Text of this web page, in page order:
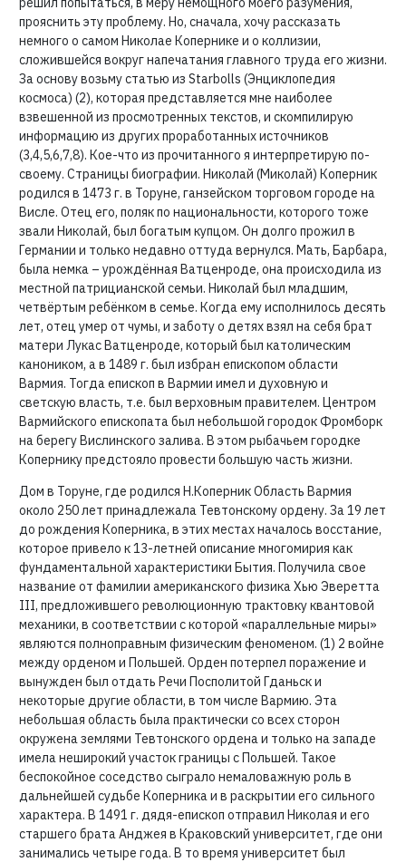
прояснить эту проблему. Но, сначала, хочу рассказать
немного о самом Николае Копернике и о коллизии,
сложившейся вокруг напечатания главного труда его жизни.
За основу возьму статью из Starbolls (Энциклопедия
космоса) (2), которая представляется мне наиболее
взвешенной из просмотренных текстов, и скомпилирую
информацию из других проработанных источников
(3,4,5,6,7,8). Кое-что из прочитанного я интерпретирую по-
своему. Страницы биографии. Николай (Миколай) Коперник
родился в 1473 г. в Торуне, ганзейском торговом городе на
Висле. Отец его, поляк по национальности, которого тоже
звали Николай, был богатым купцом. Он долго прожил в
Германии и только недавно оттуда вернулся. Мать, Барбара,
была немка – урождённая Ватценроде, она происходила из
местной патрицианской семьи. Николай был младшим,
четвёртым ребёнком в семье. Когда ему исполнилось десять
лет, отец умер от чумы, и заботу о детях взял на себя брат
матери Лукас Ватценроде, который был католическим
каноником, а в 1489 г. был избран епископом области
Вармия. Тогда епископ в Вармии имел и духовную и
светскую власть, т.е. был верховным правителем. Центром
Вармийского епископата был небольшой городок Фромборк
на берегу Вислинского залива. В этом рыбачьем городке
Копернику предстояло провести большую часть жизни.
Дом в Торуне, где родился Н.Коперник Область Вармия
около 250 лет принадлежала Тевтонскому ордену. За 19 лет
до рождения Коперника, в этих местах началось восстание,
которое привело к 13-летней описание многомирия как
фундаментальной характеристики Бытия. Получила свое
название от фамилии американского физика Хью Эверетта
III, предложившего революционную трактовку квантовой
механики, в соответствии с которой «параллельные миры»
являются полноправным физическим феноменом. (1) 2 войне
между орденом и Польшей. Орден потерпел поражение и
вынужден был отдать Речи Посполитой Гданьск и
некоторые другие области, в том числе Вармию. Эта
небольшая область была практически со всех сторон
окружена землями Тевтонского ордена и только на западе
имела неширокий участок границы с Польшей. Такое
беспокойное соседство сыграло немаловажную роль в
дальнейшей судьбе Коперника и в раскрытии его сильного
характера. В 1491 г. дядя-епископ отправил Николая и его
старшего брата Анджея в Краковский университет, где они
занимались четыре года. В то время университет был